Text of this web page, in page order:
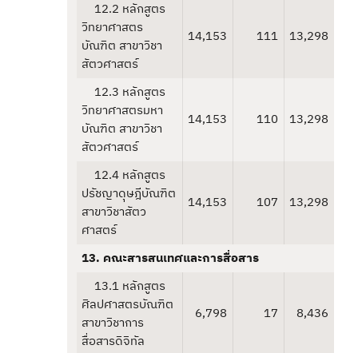
12.2 หลักสูตร
วิทยาศาสตร
บัณฑิต สาขาวิชา
สัตวศาสตร์
14,153 111 13,298
12.3 หลักสูตร
วิทยาศาสตรมหา
บัณฑิต สาขาวิชา
สัตวศาสตร์
14,153 110 13,298
12.4 หลักสูตร
ปรัชญาดุษฎีบัณฑิต
สาขาวิชาสัตว
ศาสตร์
14,153 107 13,298
13. คณะสารสนเทศและการสื่อสาร
13.1 หลักสูตร
ศิลปศาสตรบัณฑิต
สาขาวิชาการ
สื่อสารดิจิทัล
6,798 17 8,436